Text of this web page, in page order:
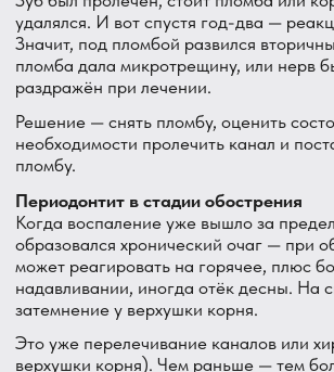
Ибупрофен 400–600 мг. Снимет боль и воспаление.
Лучший вариант при зубной боли воспалительного
характера. Кетанов — если ибупрофен не справляется,
как разовая мера.
Не ешьте горячее. Звучит очевидно, но важно. Пока
нерв воспалён — горячее будет каждый раз усиливать
боль и раздражать пульпу.
Холод снаружи — осторожно. Если боль сильная —
приложите к щеке лёд снаружи. Но не внутрь рта —
холодная вода на воспалённый зуб с пульпитом иногда
даёт дополнительную боль.
Не грейте. Никаких тёплых компрессов, грелок, шарфов
на щёку. Тепло усиливает воспаление.
Запишитесь к врачу как можно скорее. Боль от горячего
— это не тот симптом, который можно переждать
Что делать дома до визита к врачу